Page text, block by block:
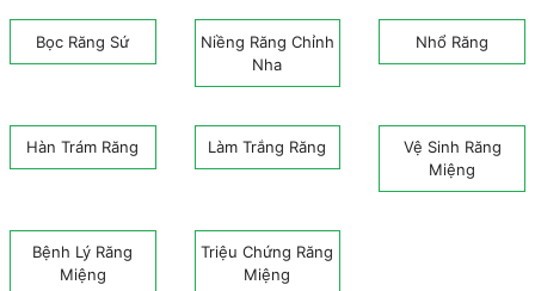
Bọc Răng Sứ
Niềng Răng Chỉnh
Nha
Nhổ Răng
Hàn Trám Răng Làm Trắng Răng
Vệ Sinh Răng
Miệng
Bệnh Lý Răng
Miệng
Triệu Chứng Răng
Miệng